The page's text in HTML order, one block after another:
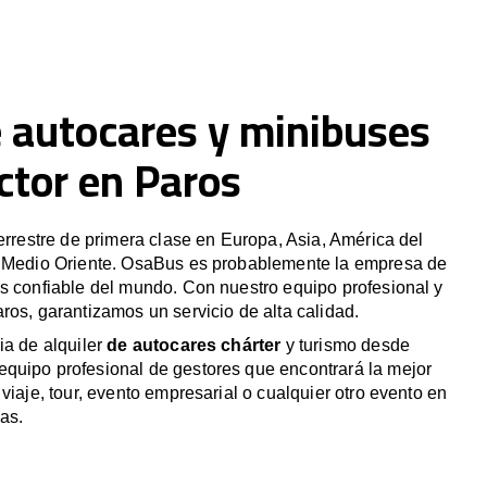
y minibuses
en Paros
de primera clase en Europa, Asia, América del
Oriente. OsaBus es probablemente la empresa de
confiable del mundo. Con nuestro equipo profesional y
garantizamos un servicio de alta calidad.
de alquilerde autocares chárter y turismo desde
profesional de gestores que encontrará la mejor
tour, evento empresarial o cualquier otro evento en